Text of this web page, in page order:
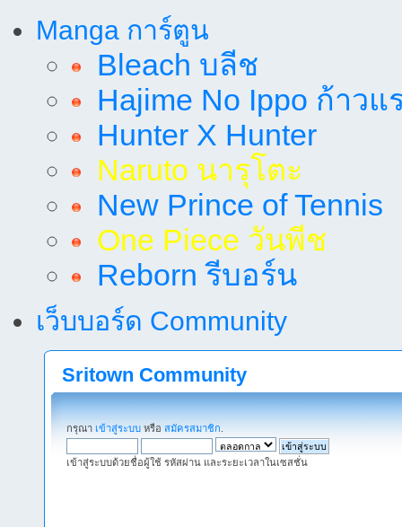
Manga การ์ตูน
Bleach บลีช
Hajime No Ippo ก้าวแ
Hunter X Hunter
Naruto นารุโตะ
New Prince of Tennis
One Piece วันพีช
Reborn รีบอร์น
เว็บบอร์ด Community
Sritown Community
กรุณา เข้าสู่ระบบ หรือ สมัครสมาชิก
เข้าสู่ระบบด้วยชื่อผู้ใช้ รหัสผ่าน และระยะเวลาในเซสชั่น